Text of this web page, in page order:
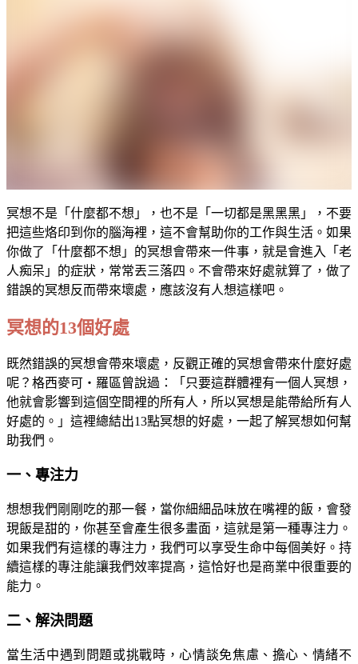
冥想不是「什麼都不想」，也不是「一切都是黑黑黑」，不要
把這些烙印到你的腦海裡，這不會幫助你的工作與生活。如果
你做了「什麼都不想」的冥想會帶來一件事，就是會進入「老
人痴呆」的症狀，常常丟三落四。不會帶來好處就算了，做了
錯誤的冥想反而帶來壞處，應該沒有人想這樣吧。
冥想的13個好處
既然錯誤的冥想會帶來壞處，反觀正確的冥想會帶來什麼好處
呢？格西麥可・羅區曾說過：「只要這群體裡有一個人冥想，
他就會影響到這個空間裡的所有人，所以冥想是能帶給所有人
好處的。」這裡總結出13點冥想的好處，一起了解冥想如何幫
助我們。
一、專注力
想想我們剛剛吃的那一餐，當你細細品味放在嘴裡的飯，會發
現飯是甜的，你甚至會產生很多畫面，這就是第一種專注力。
如果我們有這樣的專注力，我們可以享受生命中每個美好。持
續這樣的專注能讓我們效率提高，這恰好也是商業中很重要的
能力。
二、解決問題
當生活中遇到問題或挑戰時，心情談免焦慮、擔心、情緒不